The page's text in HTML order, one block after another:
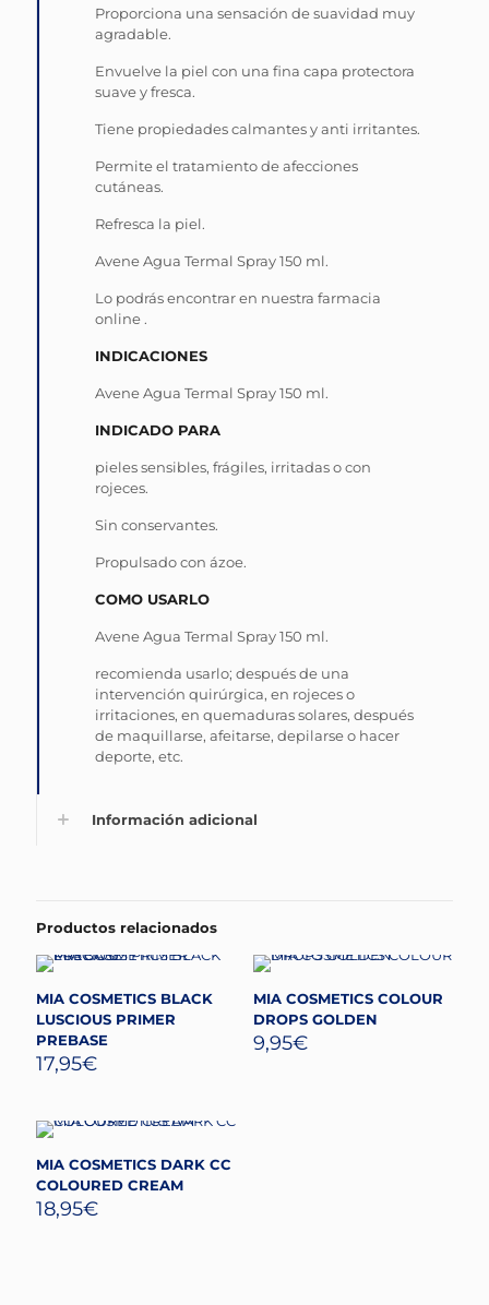
Proporciona una sensación de suavidad muy
agradable.
Envuelve la piel con una fina capa protectora
suave y fresca.
Tiene propiedades calmantes y anti irritantes.
Permite el tratamiento de afecciones
cutáneas.
Refresca la piel.
Avene Agua Termal Spray 150 ml.
Lo podrás encontrar en nuestra farmacia
online .
INDICACIONES
Avene Agua Termal Spray 150 ml.
INDICADO PARA
pieles sensibles, frágiles, irritadas o con
rojeces.
Sin conservantes.
Propulsado con ázoe.
COMO USARLO
Avene Agua Termal Spray 150 ml.
recomienda usarlo; después de una
intervención quirúrgica, en rojeces o
irritaciones, en quemaduras solares, después
de maquillarse, afeitarse, depilarse o hacer
deporte, etc.
Información adicional
Productos relacionados
MIA COSMETICS BLACK
LUSCIOUS PRIMER
PREBASE
17,95€
MIA COSMETICS COLOUR
DROPS GOLDEN
9,95€
MIA COSMETICS DARK CC
COLOURED CREAM
18,95€